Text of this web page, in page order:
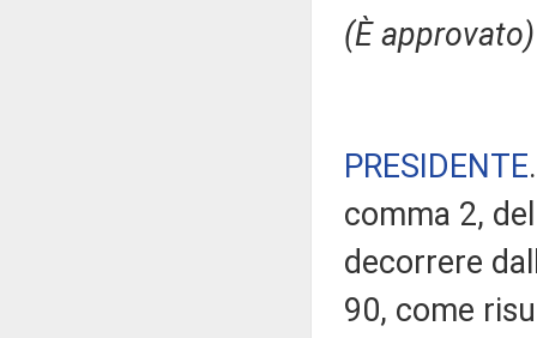
(È approvato)
PRESIDENTE
comma 2,
decorrere
90, come